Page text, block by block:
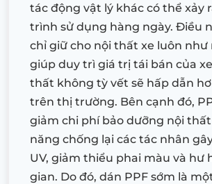
tác động vật lý khác có thể xảy
trình sử dụng hàng ngày. Điều
chỉ giữ cho nội thất xe luôn như
giúp duy trì giá trị tái bán của
thất không tỳ vết sẽ hấp dẫn
trên thị trường. Bên cạnh đó,
giảm chi phí bảo dưỡng nội
năng chống lại các tác nhân
UV, giảm thiểu phai màu và hư
gian. Do đó, dán PPF sớm là